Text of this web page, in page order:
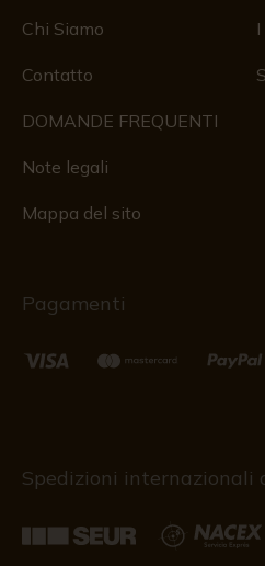
Chi Siamo
Contatto
DOMANDE FREQUENTI
Note legali
Mappa del sito
Pagamenti
Spedizioni internazionali